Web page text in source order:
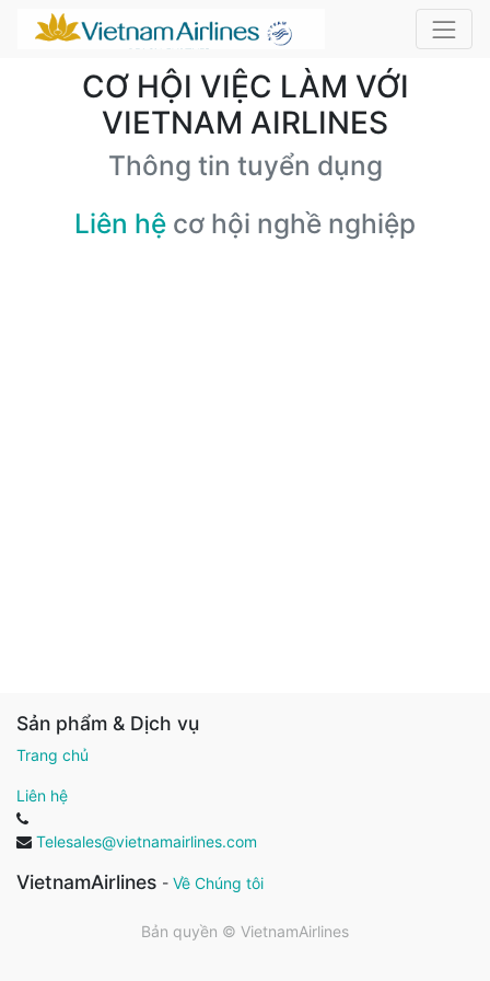
CƠ HỘI VIỆC LÀM VỚI
VIETNAM AIRLINES
Thông tin tuyển dụng
Liên hệ cơ hội nghề nghiệp
Sản phẩm & Dịch vụ
Trang chủ
Liên hệ
Telesales@vietnamairlines.com
VietnamAirlines - Về Chúng tôi
Bản quyền © VietnamAirlines